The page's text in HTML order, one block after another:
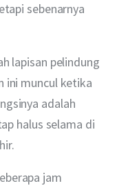
sebenarnya
lapisan pelindung
ini muncul ketika
adalah
halus selama di
jam